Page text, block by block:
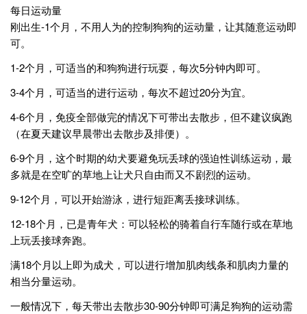
每日运动量
刚出生-1个月，不用人为的控制狗狗的运动量，让其随意运动即
可。
1-2个月，可适当的和狗狗进行玩耍，每次5分钟内即可。
3-4个月，可适当的进行运动，每次不超过20分为宜。
4-6个月，免疫全部做完的情况下可带出去散步，但不建议疯跑
（在夏天建议早晨带出去散步及排便）。
6-9个月，这个时期的幼犬要避免玩丢球的强迫性训练运动，最
多就是在空旷的草地上让犬只自由而又不剧烈的运动。
9-12个月，可以开始游泳，进行短距离丢接球训练。
12-18个月，已是青年犬：可以轻松的骑着自行车随行或在草地
上玩丢接球奔跑。
满18个月以上即为成犬，可以进行增加肌肉线条和肌肉力量的
相当分量运动。
一般情况下，每天带出去散步30-90分钟即可满足狗狗的运动需